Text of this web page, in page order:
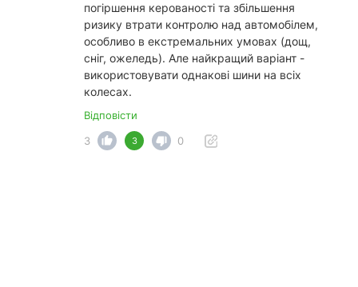
погіршення керованості та збільшення
ризику втрати контролю над автомобілем,
особливо в екстремальних умовах (дощ,
сніг, ожеледь). Але найкращий варіант -
використовувати однакові шини на всіх
колесах.
Відповісти
3
3 0